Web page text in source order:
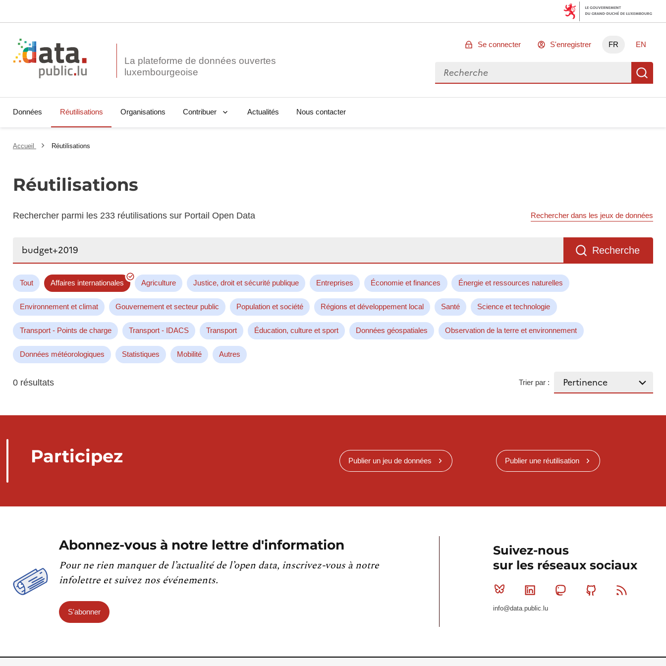
La plateforme de données ouvertes
Se connecter S'enregistrer FR EN
Rechercher des données
Données Réutilisations Organisations Contribuer Actualités Nous contacter
Accueil Réutilisations
Réutilisations
Rechercher parmi les 233 réutilisations sur Portail Open Data Rechercher dans les jeux de données
Recherche
Tout Affaires internationales Agriculture Justice, droit et sécurité publique Entreprises Économie et finances Énergie et ressources naturelles
Environnement et climat Gouvernement et secteur public Population et société Régions et développement local Santé Science et technologie
Transport - Points de charge Transport - IDACS Transport Éducation, culture et sport Données géospatiales Observation de la terre et environnement
Données météorologiques Statistiques Mobilité Autres
0 résultats Trier par :
Participez Publier un jeu de données Publier une réutilisation
Abonnez-vous à notre lettre d'information
Pour ne rien manquer de l’actualité de l’open data, inscrivez-vous à notre
infolettre et suivez nos événements.
S'abonner
Suivez-nous
sur les réseaux sociaux
Bluesky Linkedin MastodonGithub
info@data.public.lu